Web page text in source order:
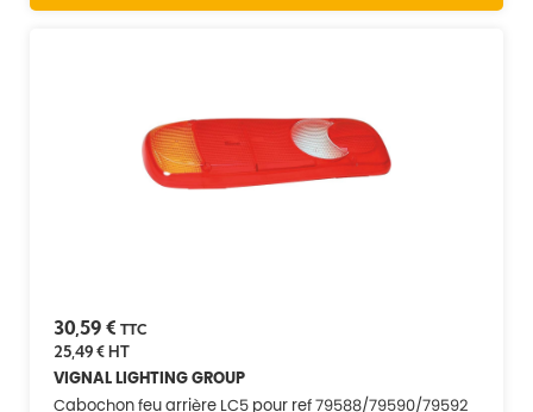
30,59 € TTC
25,49 €HT
VIGNAL LIGHTING GROUP
Cabochon feu arrière LC5 pour ref 79588/79590/79592